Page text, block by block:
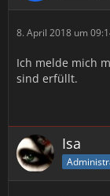
8. April 2018 um
Ich melde mich
sind erfüllt.
Isa